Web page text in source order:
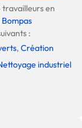
travailleurs en
Bompas
:
, Création
industriel